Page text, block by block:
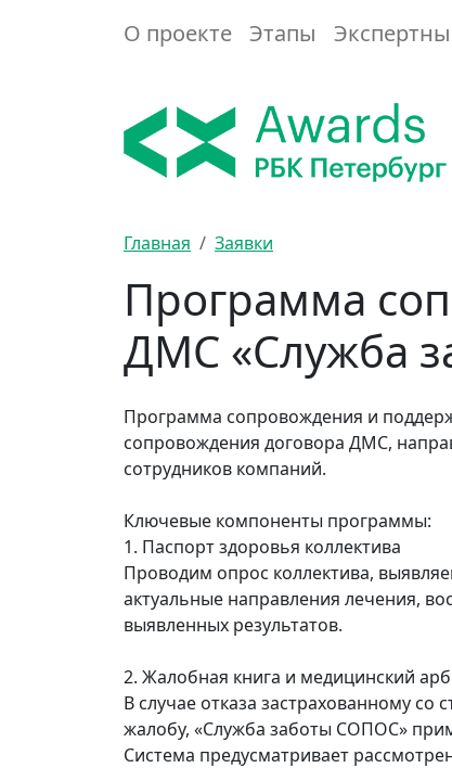
О проекте Этапы
Главная Заявки
Программа
ДМС «Служба
Программа сопровождения и
сопровождения договора ДМС,
сотрудников компаний.
Ключевые компоненты программы:
1. Паспорт здоровья коллектива
Проводим опрос коллектива,
актуальные направления лечения,
выявленных результатов.
2. Жалобная книга и медицинский
В случае отказа застрахованному
жалобу, «Служба заботы СОПОС»
Система предусматривает